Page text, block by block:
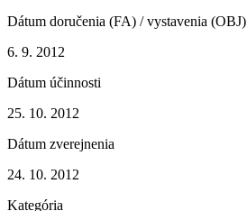
Dátum doručenia (FA) / vystavenia (OBJ)
6. 9. 2012
Dátum účinnosti
25. 10. 2012
Dátum zverejnenia
24. 10. 2012
Kategória